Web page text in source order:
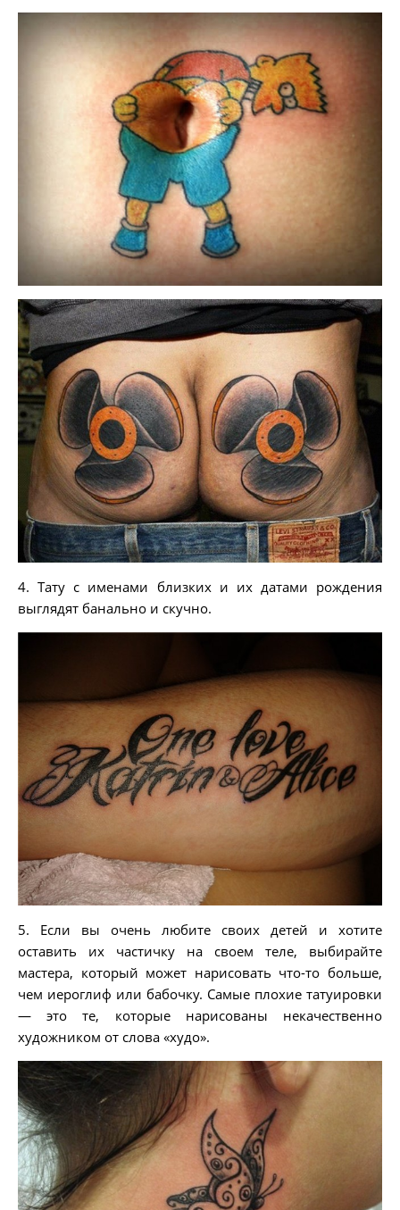
4. Тату с именами близких и их датами рождения
выглядят банально и скучно.
5. Если вы очень любите своих детей и хотите
оставить их частичку на своем теле, выбирайте
мастера, который может нарисовать что-то больше,
чем иероглиф или бабочку. Самые плохие татуировки
— это те, которые нарисованы некачественно
художником от слова «худо».